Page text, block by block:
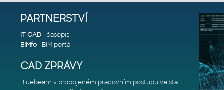
PARTNERSTVÍ
IT CAD- časopis
BIMfo- BIM portál
CAD ZPRÁVY
Bluebeam v propojeném pracovním postupu ve stavebnictví: Proč je int